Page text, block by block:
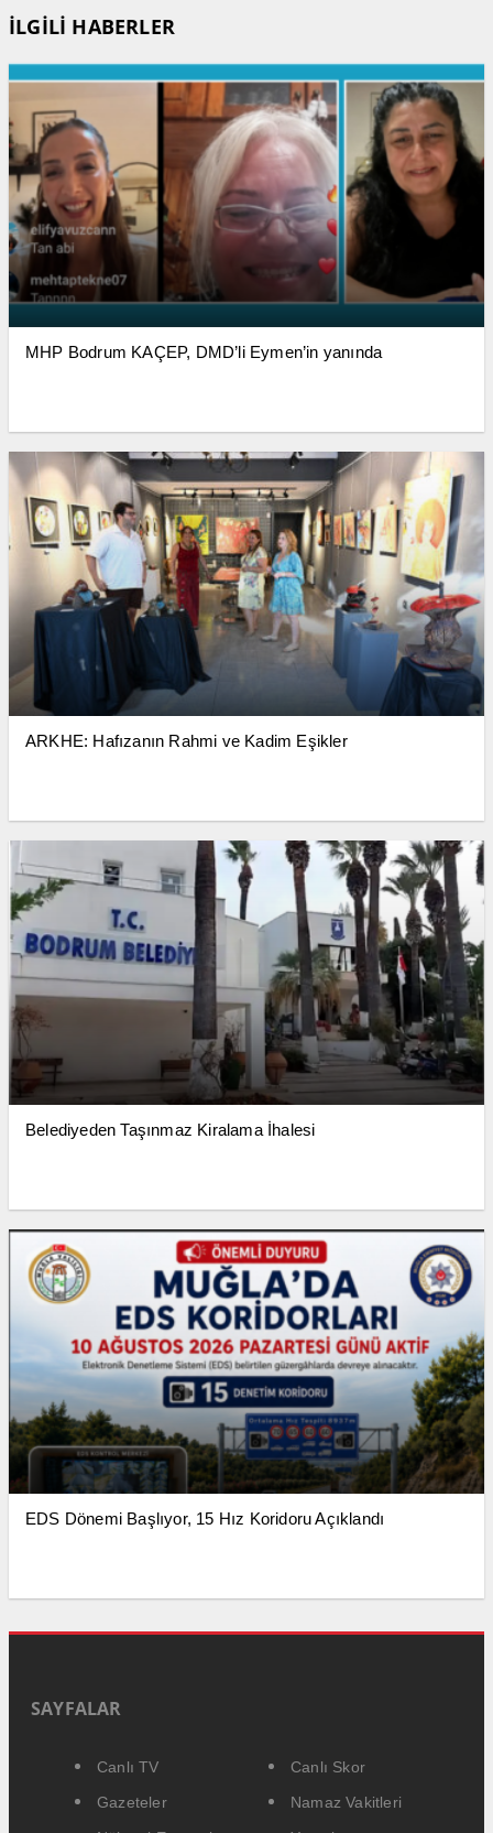
İLGİLİ HABERLER
MHP Bodrum KAÇEP, DMD’li Eymen’in yanında
ARKHE: Hafızanın Rahmi ve Kadim Eşikler
Belediyeden Taşınmaz Kiralama İhalesi
EDS Dönemi Başlıyor, 15 Hız Koridoru Açıklandı
SAYFALAR
Canlı TV
Canlı Skor
Gazeteler
Namaz Vakitleri